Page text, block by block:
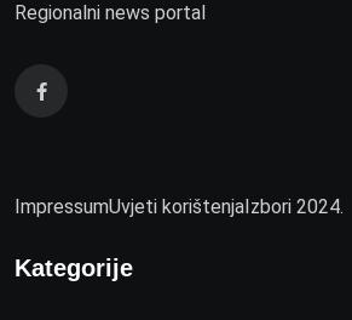
Regionalni news portal
ImpressumUvjeti korištenja Izbori 2024.
Kategorije